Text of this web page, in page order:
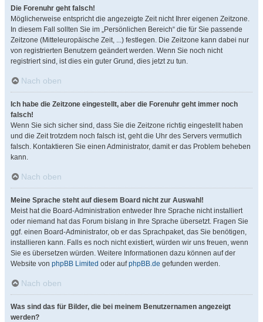
Die Forenuhr geht falsch!
Möglicherweise entspricht die angezeigte Zeit nicht Ihrer eigenen Zeitzone.
In diesem Fall sollten Sie im „Persönlichen Bereich“ die für Sie passende
Zeitzone (Mitteleuropäische Zeit, ...) festlegen. Die Zeitzone kann dabei nur
von registrierten Benutzern geändert werden. Wenn Sie noch nicht
registriert sind, ist dies ein guter Grund, dies jetzt zu tun.
Nach oben
Ich habe die Zeitzone eingestellt, aber die Forenuhr geht immer noch
falsch!
Wenn Sie sich sicher sind, dass Sie die Zeitzone richtig eingestellt haben
und die Zeit trotzdem noch falsch ist, geht die Uhr des Servers vermutlich
falsch. Kontaktieren Sie einen Administrator, damit er das Problem beheben
kann.
Nach oben
Meine Sprache steht auf diesem Board nicht zur Auswahl!
Meist hat die Board-Administration entweder Ihre Sprache nicht installiert
oder niemand hat das Forum bislang in Ihre Sprache übersetzt. Fragen Sie
ggf. einen Board-Administrator, ob er das Sprachpaket, das Sie benötigen,
installieren kann. Falls es noch nicht existiert, würden wir uns freuen, wenn
Sie es übersetzen würden. Weitere Informationen dazu können auf der
Website von phpBB Limited oder aufphpBB.de gefunden werden.
Nach oben
Was sind das für Bilder, die bei meinem Benutzernamen angezeigt
werden?